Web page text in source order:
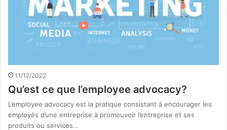
11/12/2022
Qu’est ce que l’employee advocacy?
L’employee advocacy est la pratique consistant à encourager les
employés d’une entreprise à promouvoir l’entreprise et ses
produits ou services…